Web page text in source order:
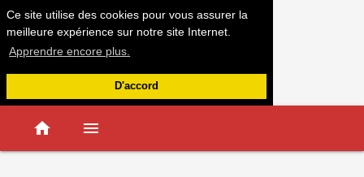
Ce site utilise des cookies pour vous assurer la
meilleure expérience sur notre site Internet.
Apprendre encore plus.
D'accord
home menu